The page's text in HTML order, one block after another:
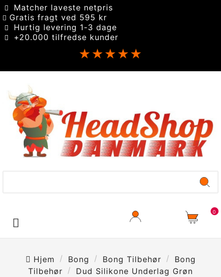
Matcher laveste netpris
Gratis fragt ved 595 kr
Hurtig levering 1-3 dage
+20.000 tilfredse kunder
★★★★★

0
Hjem Bong Bong Tilbehør
Bong
Tilbehør
Dud Silikone Underlag Grøn